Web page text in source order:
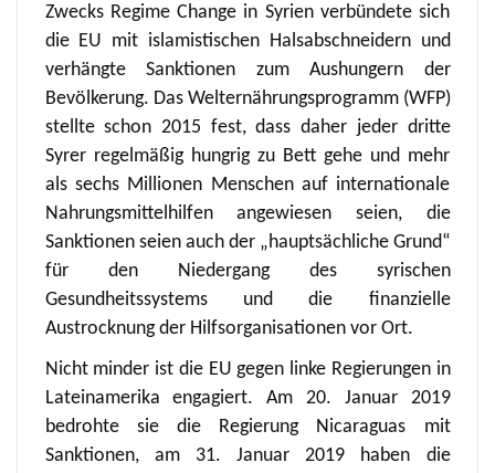
Zwecks Regime Change in Syrien verbündete sich
die EU mit islamistischen Halsabschneidern und
verhängte Sanktionen zum Aushungern der
Bevölkerung. Das Welternährungsprogramm (WFP)
stellte schon 2015 fest, dass daher jeder dritte
Syrer regelmäßig hungrig zu Bett gehe und mehr
als sechs Millionen Menschen auf internationale
Nahrungsmittelhilfen angewiesen seien, die
Sanktionen seien auch der „hauptsächliche Grund“
für den Niedergang des syrischen
Gesundheitssystems und die finanzielle
Austrocknung der Hilfsorganisationen vor Ort.
Nicht minder ist die EU gegen linke Regierungen in
Lateinamerika engagiert. Am 20. Januar 2019
bedrohte sie die Regierung Nicaraguas mit
Sanktionen, am 31. Januar 2019 haben die